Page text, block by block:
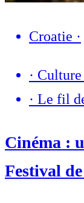
Croatie ·
·
· Le fil
Cinéma :
Festival